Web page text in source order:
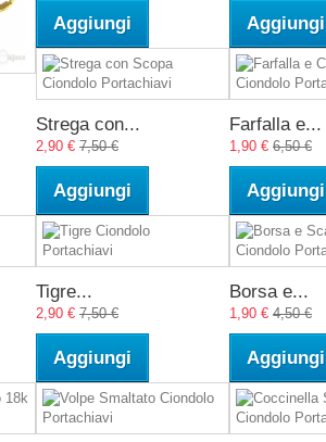
Aggiungi Aggiungi
Strega con...
2,90 € 7,50 €
Aggiungi
Farfalla e...
1,90 € 6,50 €
Aggiungi
Tigre...
2,90 € 7,50 €
Aggiungi
Borsa e...
1,90 € 4,50 €
Aggiungi